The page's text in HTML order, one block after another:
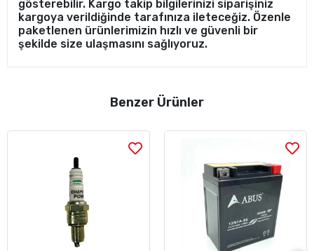
gösterebilir. Kargo takip bilgilerinizi siparişiniz
kargoya verildiğinde tarafınıza ileteceğiz. Özenle
paketlenen ürünlerimizin hızlı ve güvenli bir
şekilde size ulaşmasını sağlıyoruz.
Benzer Ürünler